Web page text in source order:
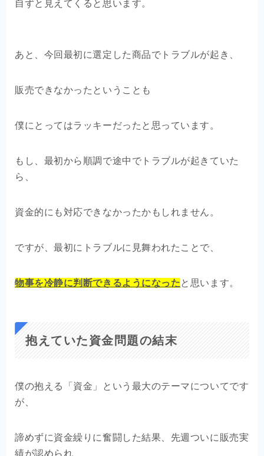
自ずと見えてくると思います。
あと、今回最初に選定した商品でトラブルが起き、
販売できなかったということも
僕にとってはラッキーだったと思っています。
もし、最初から順調で途中でトラブルが起きていた
ら、
資金的にも対応できなかったかもしれません。
ですが、最初にトラブルに見舞われたことで、
物事を冷静に判断できるようになったと思います。
抱えていた資金問題の結末
僕の抱える「 資金」という最大のテーマについてです
が、
諦めずに資金繰りに奮闘した結果、 先週ついに販売実
績が認められ、